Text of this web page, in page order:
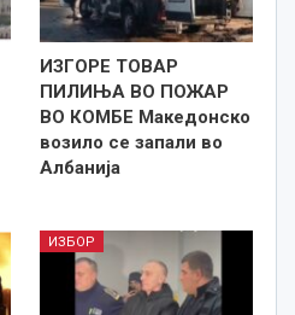
ИЗГОРЕ ТОВАР
ПИЛИЊА ВО ПОЖАР
ВО КОМБЕ Македонско
возило се запали во
Албанија
ИЗБОР